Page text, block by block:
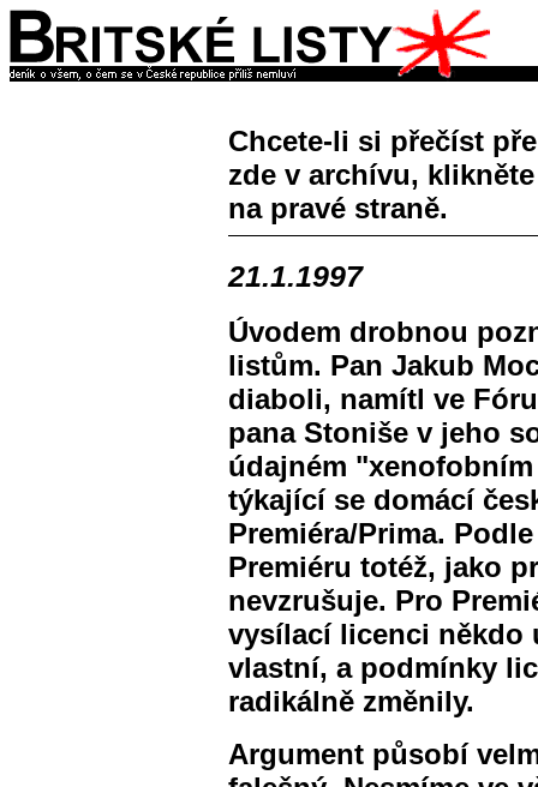
Chcete-li si přečíst
zde v archívu,
na pravé straně.
21.1.1997
Úvodem drobnou
listům. Pan Jakub
diaboli, namítl ve
pana Stoniše v jeho
údajném
týkající se domácí
Premiéra/Prima.
Premiéru totéž, jako
nevzrušuje. Pro
vysílací licenci někdo
vlastní, a podmínky
radikálně změnily.
Argument působí